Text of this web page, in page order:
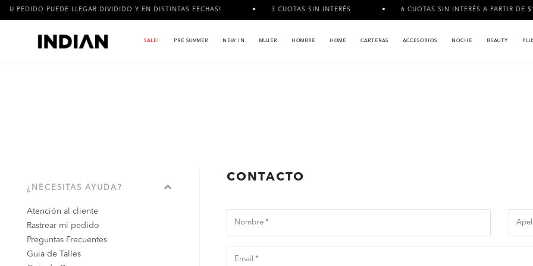
PUEDE LLEGAR DIVIDIDO Y EN DISTINTAS FECHAS! 3 CUOTAS SIN INTERÉS 6 CUOTAS SIN INTERÉS A PARTIR DE
SALE! PRE SUMMER NEW IN MUJER HOMBRE HOME CARTERAS ACCESORIOS NOCHE BEAUTY
¿NECESITAS AYUDA?
Atención al cliente
Rastrear mi pedido
Preguntas Frecuentes
Guia de Talles
CONTACTO